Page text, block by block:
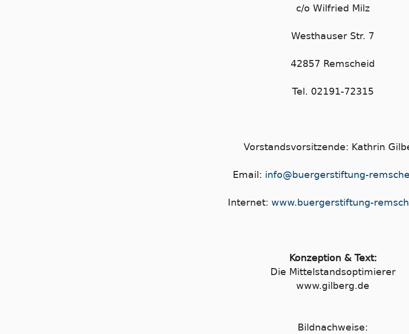
c/o Wilfried Milz
Westhauser Str. 7
42857 Remscheid
Tel. 02191-72315
Vorstandsvorsitzende: Kathrin
Email: info@buergerstiftung-
Internet: www.buergerstiftung-
Konzeption & Text:
Die Mittelstandsoptimierer
www.gilberg.de
Bildnachweise: